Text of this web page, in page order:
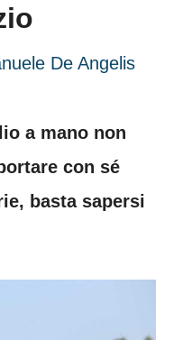
De Angelis
a mano non
con sé
basta sapersi